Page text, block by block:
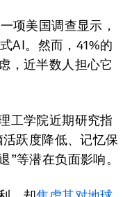
一项美国调查显示，
AI。然而，41%的
，近半数人担心它
工学院近期研究指
跃度降低、记忆保
”等潜在负面影响。